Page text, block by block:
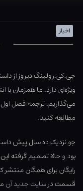
اخبار
جی.کی.رولینگ دیروز از
ویژه‌ای دارد. ما همزمان با
می‌گذاریم. ترجمه فصل اول
مطالعه کنید.
جو نزدیک ده سال پیش
بود و حالا تصمیم گرفته
رایگان برای همگان
قسمت درسایت جدید آن